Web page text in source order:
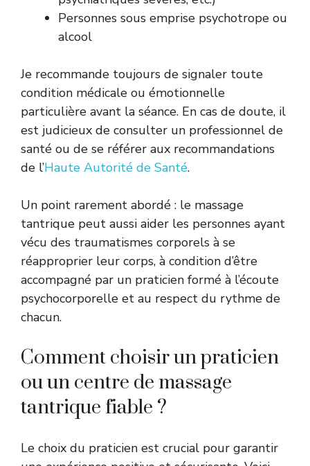
Personnes sous emprise psychotrope ou
alcool
Je recommande toujours de signaler toute
condition médicale ou émotionnelle
particulière avant la séance. En cas de doute, il
est judicieux de consulter un professionnel de
santé ou de se référer aux recommandations
de l’Haute Autorité de Santé.
Un point rarement abordé : le massage
tantrique peut aussi aider les personnes ayant
vécu des traumatismes corporels à se
réapproprier leur corps, à condition d’être
accompagné par un praticien formé à l’écoute
psychocorporelle et au respect du rythme de
chacun.
Comment choisir un praticien
ou un centre de massage
tantrique fiable ?
Le choix du praticien est crucial pour garantir